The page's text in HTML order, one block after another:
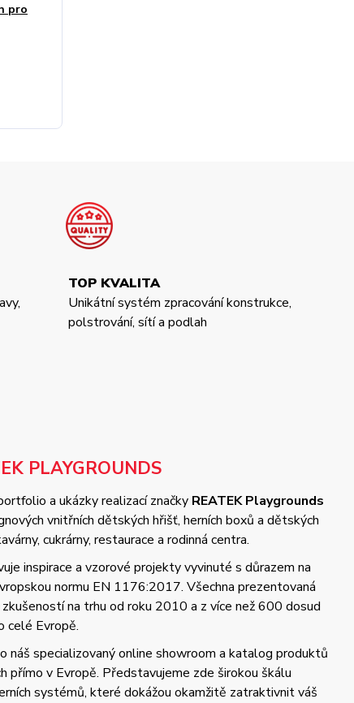
pro
TOP KVALITA
Unikátní systém zpracování konstrukce,
polstrování, sítí a podlah
PLAYGROUNDS
a ukázky realizací značky REATEK Playgrounds
vnitřních dětských hřišť, herních boxů a dětských
cukrárny, restaurace a rodinná centra.
inspirace a vzorové projekty vyvinuté s důrazem na
normu EN 1176:2017. Všechna prezentovaná
na trhu od roku 2010 a z více než 600 dosud
celé Evropě.
náš specializovaný online showroom a katalog produktů
přímo v Evropě. Představujeme zde širokou škálu
systémů, které dokážou okamžitě zatraktivnit váš